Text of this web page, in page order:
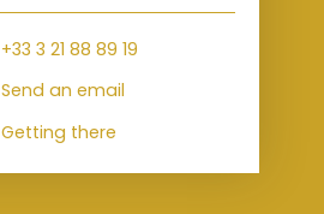
+33 3 21 88 89 19
Send an email
Getting there